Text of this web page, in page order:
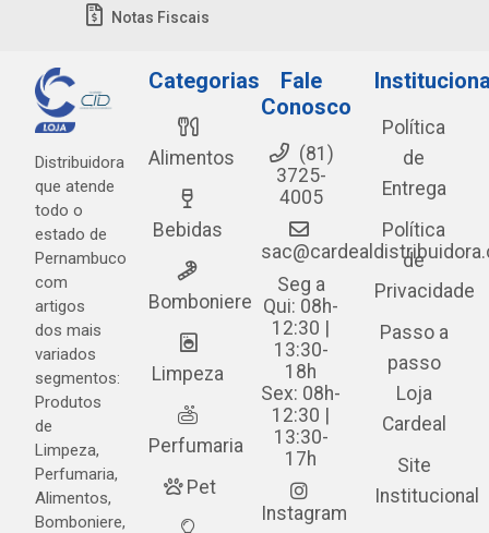
Notas Fiscais
Distribuidora
que atende
todo o
estado de
Pernambuco
com
artigos
dos mais
variados
segmentos:
Produtos
de
Limpeza,
Perfumaria,
Alimentos,
Bomboniere,
Categorias
Alimentos
Bebidas
Bomboniere
Limpeza
Perfumaria
Pet
Fale
Conosco
(81)
3725-
4005
Seg a
Qui: 08h-
12:30 |
13:30-
18h
Sex: 08h-
12:30 |
13:30-
17h
Instagram
Política
de
Entrega
Política
de
Privacidade
Passo a
passo
Loja
Cardeal
Site
Institucional